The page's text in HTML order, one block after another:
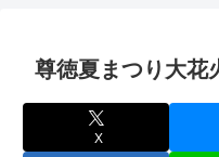
尊徳夏まつり大花
X